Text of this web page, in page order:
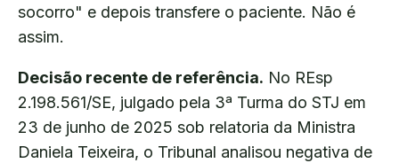
socorro" e depois transfere o paciente. Não é
assim.
Decisão recente de referência. No REsp
2.198.561/SE, julgado pela 3ª Turma do STJ em
23 de junho de 2025 sob relatoria da Ministra
Daniela Teixeira, o Tribunal analisou negativa de